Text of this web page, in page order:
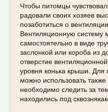
Чтобы питомцы
радовали своих хозяев
позаботиться о
Вентиляционную систему
самостоятельно в виде
заслонкой или короба из
отверстие
уровня конька крыши.
можно использовать
необходимо следить за
находились под